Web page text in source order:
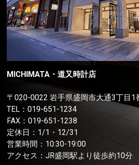
MICHIMATA・道又時計店
〒020-0022 岩手県盛岡市大通3丁目1
TEL： 019-651-1234
FAX：019-651-1238
定休日：1/1・12/31
営業時間：10:30-19:00
アクセス：JR盛岡駅より徒歩約10分